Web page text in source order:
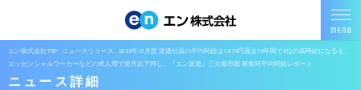
エン株式会社TOP ニュースリリース
2023年10月度 派遣社員の平均時給は1,679円過去15年間で3位の高時給になるも、
エッセンシャルワーカーなどの求人増で前月比下押し。『エン派遣』三大都市圏 募集時平均時給レポート
ニュース詳細